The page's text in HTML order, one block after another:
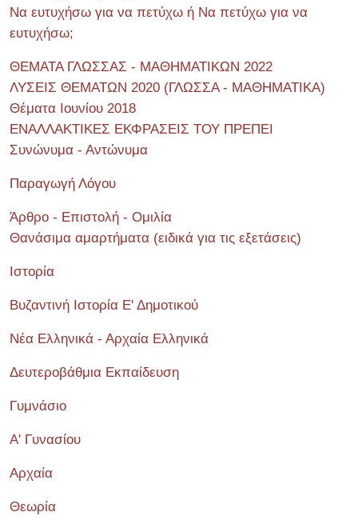
Να ευτυχήσω για να πετύχω ή Να πετύχω για να
ευτυχήσω;
ΘΕΜΑΤΑ ΓΛΩΣΣΑΣ - ΜΑΘΗΜΑΤΙΚΩΝ 2022
ΛΥΣΕΙΣ ΘΕΜΑΤΩΝ 2020 (ΓΛΩΣΣΑ - ΜΑΘΗΜΑΤΙΚΑ)
Θέματα Ιουνίου 2018
ΕΝΑΛΛΑΚΤΙΚΕΣ ΕΚΦΡΑΣΕΙΣ ΤΟΥ ΠΡΕΠΕΙ
Συνώνυμα - Αντώνυμα
Παραγωγή Λόγου
Άρθρο - Επιστολή - Ομιλία
Θανάσιμα αμαρτήματα (ειδικά για τις εξετάσεις)
Ιστορία
Βυζαντινή Ιστορία Ε' Δημοτικού
Νέα Ελληνικά - Αρχαία Ελληνικά
Δευτεροβάθμια Εκπαίδευση
Γυμνάσιο
Α' Γυνασίου
Αρχαία
Θεωρία